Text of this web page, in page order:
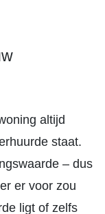
altijd
staat.
– dus
er voor zou
ligt of zelfs